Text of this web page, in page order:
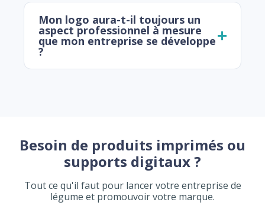
Mon logo aura-t-il toujours un
aspect professionnel à mesure
que mon entreprise se développe
?
Besoin de produits imprimés ou
supports digitaux ?
Tout ce qu'il faut pour lancer votre entreprise de
légume et promouvoir votre marque.